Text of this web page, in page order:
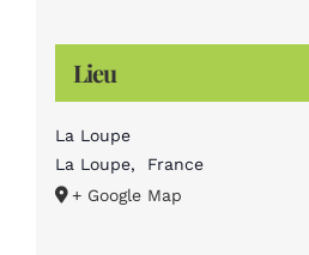
Lieu
La Loupe
La Loupe,
France
+ Google Map